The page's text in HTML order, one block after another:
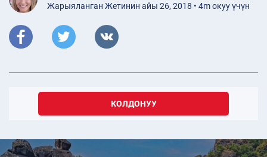
Жарыяланган Жетинин айы 26, 2018 • 4m окуу үчүн
КОЛДОНУУ